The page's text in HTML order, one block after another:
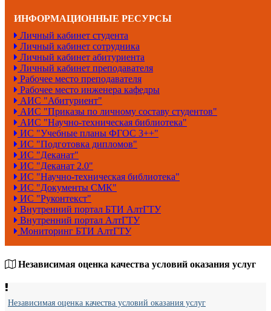
ИНФОРМАЦИОННЫЕ РЕСУРСЫ
Личный кабинет студента
Личный кабинет сотрудника
Личный кабинет абитуриента
Личный кабинет преподавателя
Рабочее место преподавателя
Рабочее место инженера кафедры
АИС "Абитуриент"
АИС "Приказы по личному составу студентов"
АИС "Научно-техническая библиотека"
ИС "Учебные планы ФГОС 3++"
ИС "Подготовка дипломов"
ИС "Деканат"
ИС "Деканат 2.0"
ИС "Научно-техническая библиотека"
ИС "Документы СМК"
ИС "Руконтекст"
Внутренний портал БТИ АлтГТУ
Внутренний портал АлтГТУ
Мониторинг БТИ АлтГТУ
Независимая оценка качества условий оказания услуг
Независимая оценка качества условий оказания услуг